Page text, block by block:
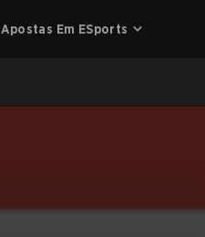
Apostas Em ESports